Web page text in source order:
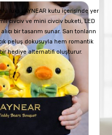
lüks LAYNEAR kutu içerisinde yer
civciv ve mini civciv buketi, LED
bir tasarım sunar. Sarı tonların
peluş dokusuyla hem romantik
hediye alternatifi oluşturur.